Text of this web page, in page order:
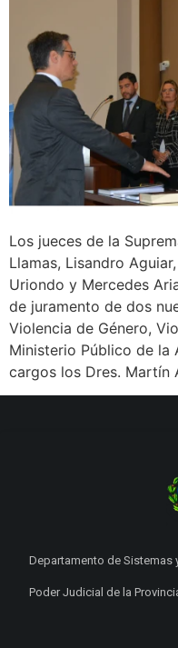
Los jueces de la
Llamas, Lisandro
Uriondo y Mercedes
de juramento de dos
Violencia de Género,
Ministerio Público de la
cargos los Dres. Martín
Departamento de Sistemas
Poder Judicial de la